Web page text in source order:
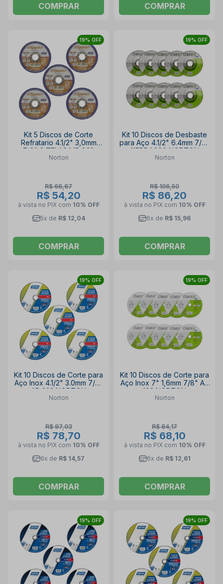
COMPRAR COMPRAR
19% OFF
Kit 5 Discos de Corte
Refratario 4.1/2" 3,0mm
7/8" 2 TELAS MR 832
NORTON
Norton
R$ 66,67
R$ 54,20
à vista no PIX com 10% OFF
5x de R$ 12,04
COMPRAR
19% OFF
Kit 10 Discos de Desbaste
para Aço 4.1/2" 6.4mm 7/8"
115BDA600 NORTON
Norton
R$ 106,50
R$ 86,20
à vista no PIX com 10% OFF
6x de R$ 15,96
COMPRAR
19% OFF
Kit 10 Discos de Corte para
Aço Inox 4.1/2" 3.0mm 7/8"
AR 332 NORTON
Norton
R$ 97,03
R$ 78,70
à vista no PIX com 10% OFF
6x de R$ 14,57
COMPRAR
19% OFF
Kit 10 Discos de Corte para
Aço Inox 7" 1,6mm 7/8" AR
102 NORTON
Norton
R$ 84,17
R$ 68,10
à vista no PIX com 10% OFF
6x de R$ 12,61
COMPRAR
19% OFF 19% OFF